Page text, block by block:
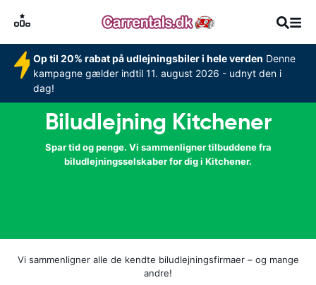
Op til 20% rabat på udlejningsbiler i hele verden Denne
kampagne gælder indtil 11. august 2026 - udnyt den i
dag!
Biludlejning Kitchener
Spar tid og penge. Vi sammenligner tilbuddene fra
biludlejningsselskaber for dig i Kitchener.
Vi sammenligner alle de kendte biludlejningsfirmaer – og mange
andre!